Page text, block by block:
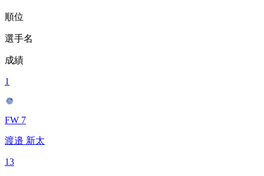
順位
選手名
成績
1
FW 7
渡邉 新太
13